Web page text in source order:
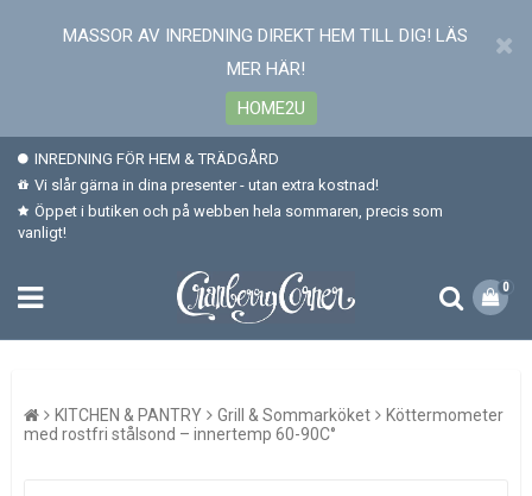
MASSOR AV INREDNING DIREKT HEM TILL DIG! LÄS
MER HÄR!
HOME2U
INREDNING FÖR HEM & TRÄDGÅRD
Vi slår gärna in dina presenter - utan extra kostnad!
Öppet i butiken och på webben hela sommaren, precis som
vanligt!
0
KITCHEN & PANTRY Grill & Sommarköket
Köttermometer
med rostfri stålsond – innertemp 60-90C°